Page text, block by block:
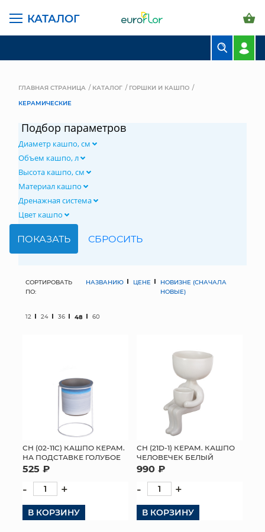
КАТАЛОГ
СВАДЕБНАЯ ФЛОРИСТИКА
МЯГКИЕ ИГРУШКИ
ИСКУССТВЕННЫЕ ЦВЕТЫ
ТОРГОВЫЙ ЦЕНТР
ОПТОВЫМ КЛИЕНТАМ
ДОСТАВКА И ОПЛАТА
ГЛАВНАЯ СТРАНИЦА КАТАЛОГ
ГОРШКИ И КАШПО
КЕРАМИЧЕСКИЕ
Подбор параметров
Диаметр кашпо, см
Объем кашпо, л
Высота кашпо, см
Материал кашпо
Дренажная система
Цвет кашпо
СОРТИРОВАТЬ
ПО:
НАЗВАНИЮ ЦЕНЕ
НОВИЗНЕ (СНАЧАЛА
НОВЫЕ)
12 24 36 48 60
СН (02-11C) КАШПО КЕРАМ.
НА ПОДСТАВКЕ ГОЛУБОЕ
525 ₽
- +
В КОРЗИНУ
СН (21D-1) КЕРАМ. КАШПО
ЧЕЛОВЕЧЕК БЕЛЫЙ
990 ₽
- +
В КОРЗИНУ